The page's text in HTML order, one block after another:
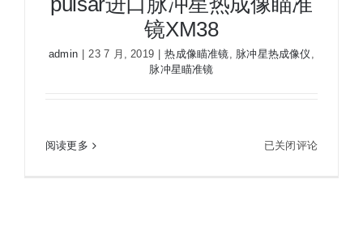
镜XM38
admin 23 7 月, 2019 热成像瞄准镜, 脉冲星热成像仪 ,
脉冲星瞄准镜
阅读更多
pulsar
已关闭评论